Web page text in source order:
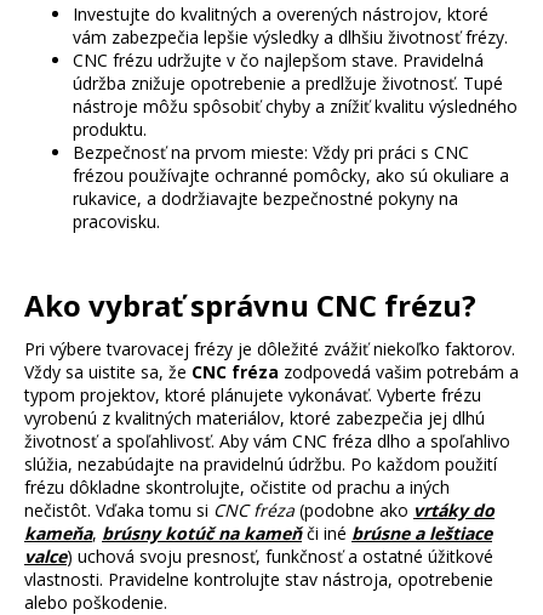
Investujte do kvalitných a overených nástrojov, ktoré
vám zabezpečia lepšie výsledky a dlhšiu životnosť frézy.
CNC frézu udržujte v čo najlepšom stave. Pravidelná
údržba znižuje opotrebenie a predlžuje životnosť. Tupé
nástroje môžu spôsobiť chyby a znížiť kvalitu výsledného
produktu.
Bezpečnosť na prvom mieste: Vždy pri práci s CNC
frézou používajte ochranné pomôcky, ako sú okuliare a
rukavice, a dodržiavajte bezpečnostné pokyny na
pracovisku.
Ako vybrať správnu CNC frézu?
Pri výbere tvarovacej frézy je dôležité zvážiť niekoľko faktorov.
Vždy sa uistite sa, že CNC fréza zodpovedá vašim potrebám a
typom projektov, ktoré plánujete vykonávať. Vyberte frézu
vyrobenú z kvalitných materiálov, ktoré zabezpečia jej dlhú
životnosť a spoľahlivosť. Aby vám CNC fréza dlho a spoľahlivo
slúžia, nezabúdajte na pravidelnú údržbu. Po každom použití
frézu dôkladne skontrolujte, očistite od prachu a iných
nečistôt. Vďaka tomu si CNC fréza (podobne ako vrtáky do
kameňa, brúsny kotúč na kameňči iné brúsne a leštiace
valce) uchová svoju presnosť, funkčnosť a ostatné úžitkové
vlastnosti. Pravidelne kontrolujte stav nástroja, opotrebenie
alebo poškodenie.